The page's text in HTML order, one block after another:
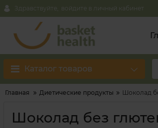
Здравствуйте, войдите в личный кабинет
Каталог товаров
Главная Диетические продукты Шоколад
Шоколад без